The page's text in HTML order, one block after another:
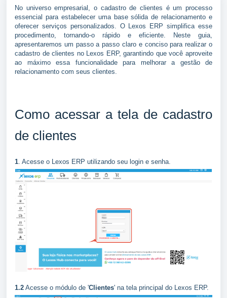
No universo empresarial, o cadastro de clientes é um processo
essencial para estabelecer uma base sólida de relacionamento e
oferecer serviços personalizados. O Lexos ERP simplifica esse
procedimento, tornando-o rápido e eficiente. Neste guia,
apresentaremos um passo a passo claro e conciso para realizar o
cadastro de clientes no Lexos ERP, garantindo que você aproveite
ao máximo essa funcionalidade para melhorar a gestão de
relacionamento com seus clientes.
Como acessar a tela de cadastro
de clientes
1. Acesse o Lexos ERP utilizando seu login e senha.
1.2 Acesse o módulo de 'Clientes' na tela principal do Lexos ERP.